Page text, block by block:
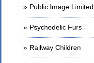
Public Image Limited
Psychedelic Furs
Railway Children